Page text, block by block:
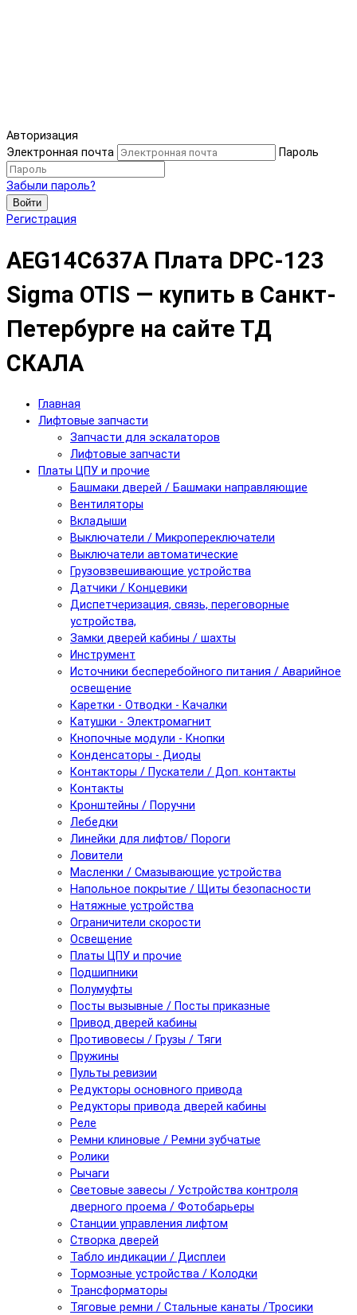
Авторизация
Электронная почта
Пароль
Забыли пароль?
Войти
Регистрация
AEG14C637A Плата DPC-123
Sigma OTIS — купить в Санкт-
Петербурге на сайте ТД
СКАЛА
Главная
Лифтовые запчасти
Запчасти для эскалаторов
Лифтовые запчасти
Платы ЦПУ и прочие
Башмаки дверей / Башмаки направляющие
Вентиляторы
Вкладыши
Выключатели / Микропереключатели
Выключатели автоматические
Грузовзвешивающие устройства
Датчики / Концевики
Диспетчеризация, связь, переговорные
устройства,
Замки дверей кабины / шахты
Инструмент
Источники бесперебойного питания / Аварийное
освещение
Каретки - Отводки - Качалки
Катушки - Электромагнит
Кнопочные модули - Кнопки
Конденсаторы - Диоды
Контакторы / Пускатели / Доп. контакты
Контакты
Кронштейны / Поручни
Лебедки
Линейки для лифтов/ Пороги
Ловители
Масленки / Смазывающие устройства
Напольное покрытие / Щиты безопасности
Натяжные устройства
Ограничители скорости
Освещение
Платы ЦПУ и прочие
Подшипники
Полумуфты
Посты вызывные / Посты приказные
Привод дверей кабины
Противовесы / Грузы / Тяги
Пружины
Пульты ревизии
Редукторы основного привода
Редукторы привода дверей кабины
Реле
Ремни клиновые / Ремни зубчатые
Ролики
Рычаги
Световые завесы / Устройства контроля
дверного проема / Фотобарьеры
Станции управления лифтом
Створка дверей
Табло индикации / Дисплеи
Тормозные устройства / Колодки
Трансформаторы
Тяговые ремни / Стальные канаты /Тросики